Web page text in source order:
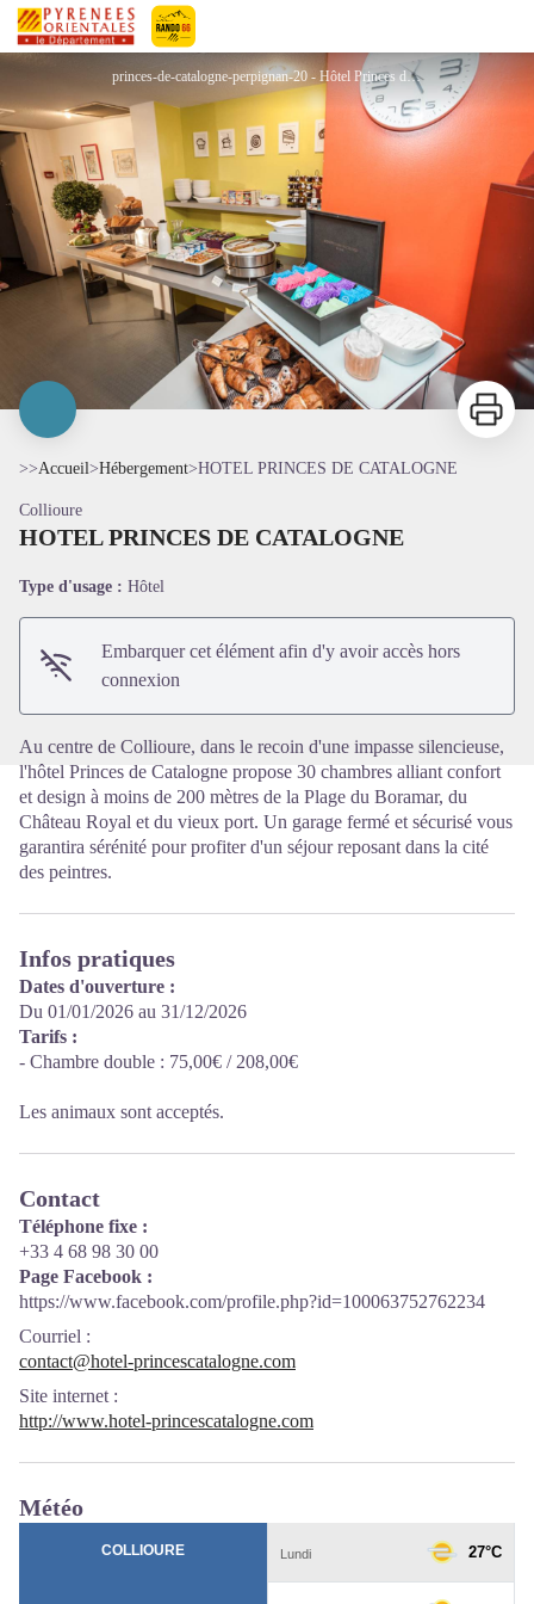
Pyrénées-Orientales Le Département
HOTEL PRINCES DE CATALOGNE
princes-de-catalogne-perpignan-20 - Hôtel Princes de Catalogne- Collioure
Imprimer
>>Accueil>Hébergement>HOTEL PRINCES DE CATALOGNE
Collioure
HOTEL PRINCES DE CATALOGNE
Type d'usage : Hôtel
Embarquer cet élément afin d'y avoir accès hors
connexion
Au centre de Collioure, dans le recoin d'une impasse silencieuse,
l'hôtel Princes de Catalogne propose 30 chambres alliant confort
et design à moins de 200 mètres de la Plage du Boramar, du
Château Royal et du vieux port. Un garage fermé et sécurisé vous
garantira sérénité pour profiter d'un séjour reposant dans la cité
des peintres.
Infos pratiques
Dates d'ouverture :
Du 01/01/2026 au 31/12/2026
Tarifs :
- Chambre double : 75,00€ / 208,00€
Les animaux sont acceptés.
Contact
Téléphone fixe :
+33 4 68 98 30 00
Page Facebook :
https://www.facebook.com/profile.php?id=100063752762234
Courriel :
contact@hotel-princescatalogne.com
Site internet :
http://www.hotel-princescatalogne.com
Météo